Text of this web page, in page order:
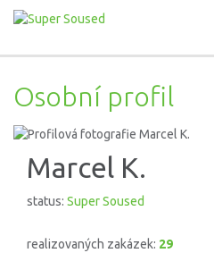
Osobní profil
Marcel K.
status: Super Soused
realizovaných zakázek: 29